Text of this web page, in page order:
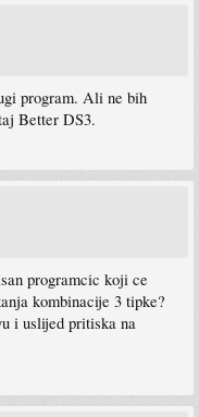
program. Ali ne bih
Better DS3.
programcic koji ce
kombinacije 3 tipke?
i uslijed pritiska na